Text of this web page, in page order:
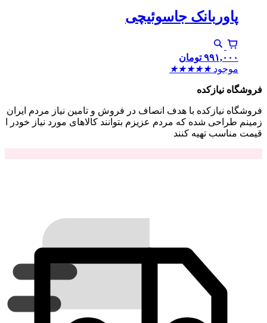
پاوربانک جاسوئیچی
۹۹۱,۰۰۰ تومان
موجود ★
★
★
★
★
فروشگاه نیازکده
فروشگاه نیازکده با هدف انصاف در فروش و تامین نیاز مردم ایران
زمینم طراحی شده که مردم عزیزم بتوانند کالاهای مورد نیاز خودر ا
قیمت مناسب تهیه کنند